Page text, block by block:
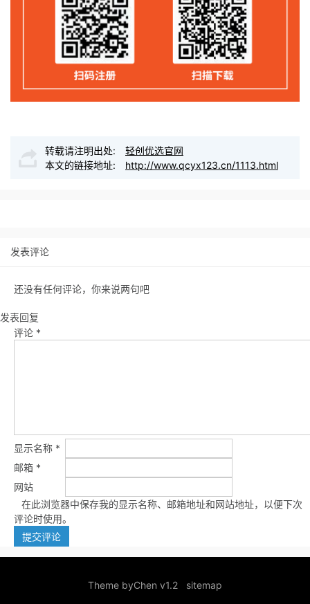
转载请注明出处:
轻创优选官网
本文的链接地址:
http://www.qcyx123.cn/1113.html
发表评论
还没有任何评论，你来说两句吧
发表回复
评论 *
显示名称 *
邮箱 *
网站
在此浏览器中保存我的显示名称、邮箱地址和网站地址，以便下次
评论时使用。
Theme byChen v1.2 sitemap